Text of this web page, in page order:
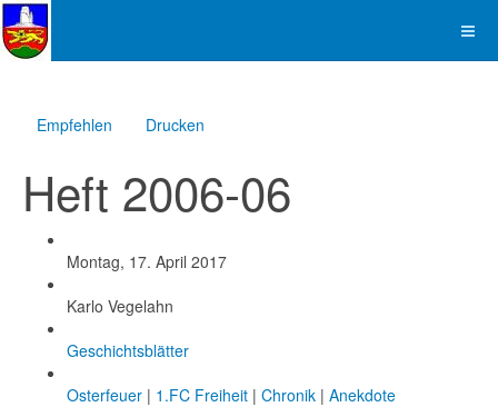
Empfehlen Drucken
Heft 2006-06
Montag, 17. April 2017
Karlo Vegelahn
Geschichtsblätter
Osterfeuer | 1.FC Freiheit | Chronik | Anekdote